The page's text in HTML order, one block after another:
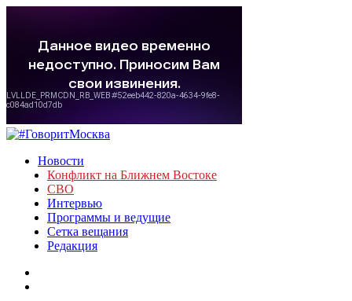
Новости
Конфликт на Ближнем Востоке
СВО
Интервью
Программы и ведущие
Сетка вещания
Редакция